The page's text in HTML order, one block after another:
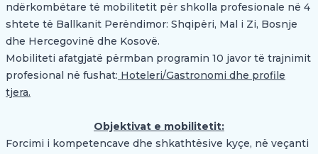
ndërkombëtare të mobilitetit për shkolla profesionale në 4
shtete të Ballkanit Perëndimor: Shqipëri, Mal i Zi, Bosnje
dhe Hercegovinë dhe Kosovë.
Mobiliteti afatgjatë përmban programin 10 javor të trajnimit
profesional në fushat: Hoteleri/Gastronomi dhe profile
tjera.
Objektivat e mobilitetit:
Forcimi i kompetencave dhe shkathtësive kyçe, në veçanti